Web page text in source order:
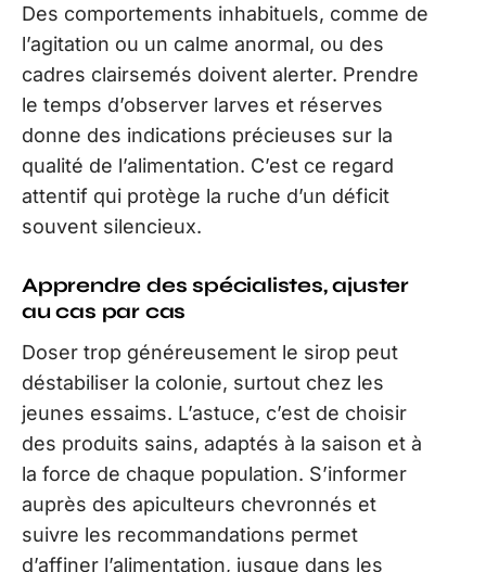
Des comportements inhabituels, comme de
l’agitation ou un calme anormal, ou des
cadres clairsemés doivent alerter. Prendre
le temps d’observer larves et réserves
donne des indications précieuses sur la
qualité de l’alimentation. C’est ce regard
attentif qui protège la ruche d’un déficit
souvent silencieux.
Apprendre des spécialistes, ajuster
au cas par cas
Doser trop généreusement le sirop peut
déstabiliser la colonie, surtout chez les
jeunes essaims. L’astuce, c’est de choisir
des produits sains, adaptés à la saison et à
la force de chaque population. S’informer
auprès des apiculteurs chevronnés et
suivre les recommandations permet
d’affiner l’alimentation, jusque dans les